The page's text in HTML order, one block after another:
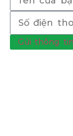
Gửi thông tin